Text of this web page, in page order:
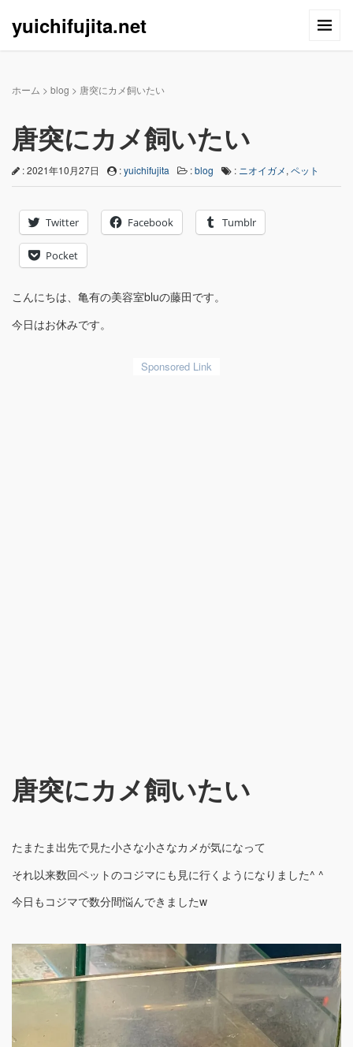
yuichifujita.net
ホーム > blog > 唐突にカメ飼いたい
唐突にカメ飼いたい
: 2021年10月27日 :yuichifujita :blog : ニオイガメ, ペット
Twitter Facebook Tumblr
Pocket
こんにちは、亀有の美容室bluの藤田です。
今日はお休みです。
唐突にカメ飼いたい
たまたま出先で見た小さな小さなカメが気になって
それ以来数回ペットのコジマにも見に行くようになりました^ ^
今日もコジマで数分間悩んできましたw